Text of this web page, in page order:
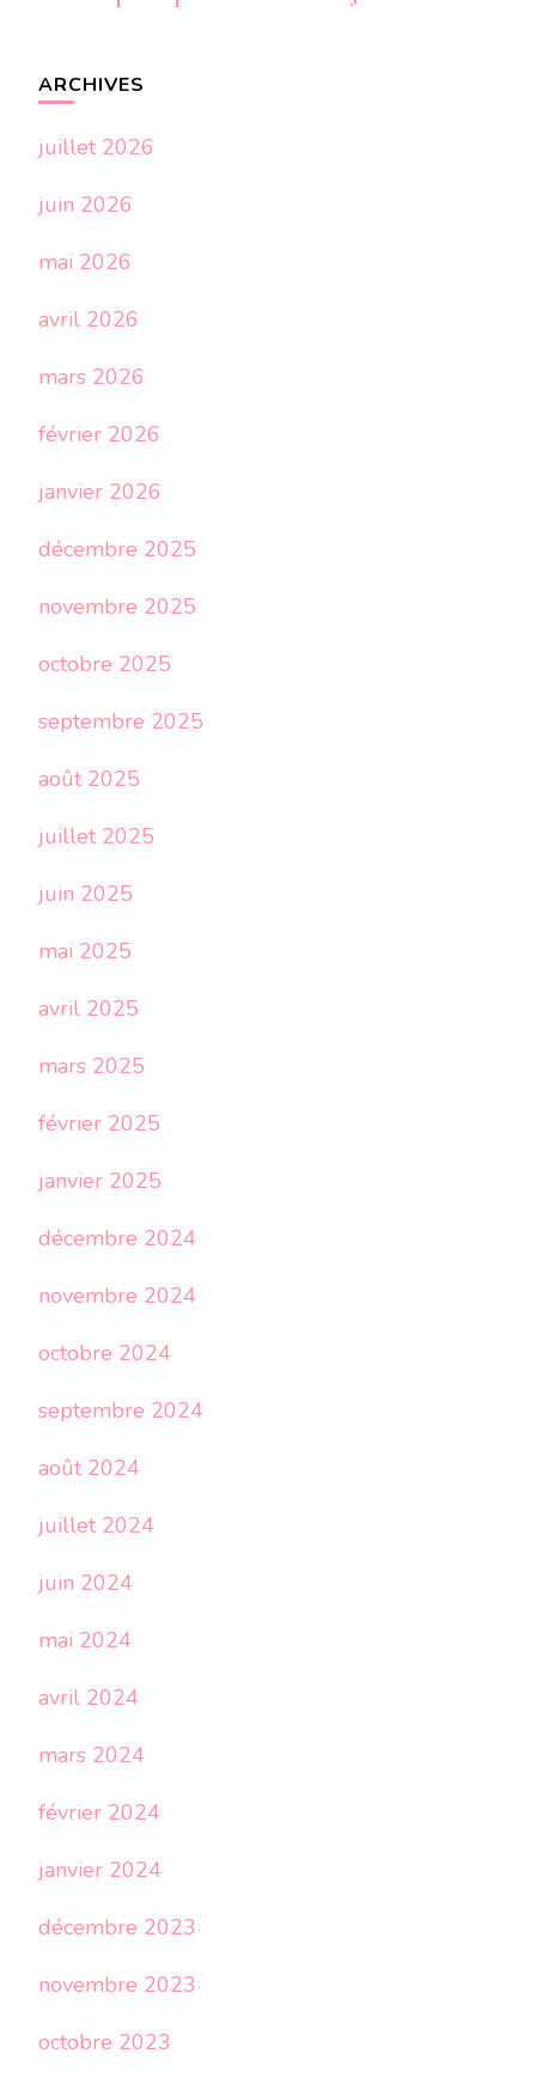
ARCHIVES
juillet 2026
juin 2026
mai 2026
avril 2026
mars 2026
février 2026
janvier 2026
décembre 2025
novembre 2025
octobre 2025
septembre 2025
août 2025
juillet 2025
juin 2025
mai 2025
avril 2025
mars 2025
février 2025
janvier 2025
décembre 2024
novembre 2024
octobre 2024
septembre 2024
août 2024
juillet 2024
juin 2024
mai 2024
avril 2024
mars 2024
février 2024
janvier 2024
décembre 2023
novembre 2023
octobre 2023